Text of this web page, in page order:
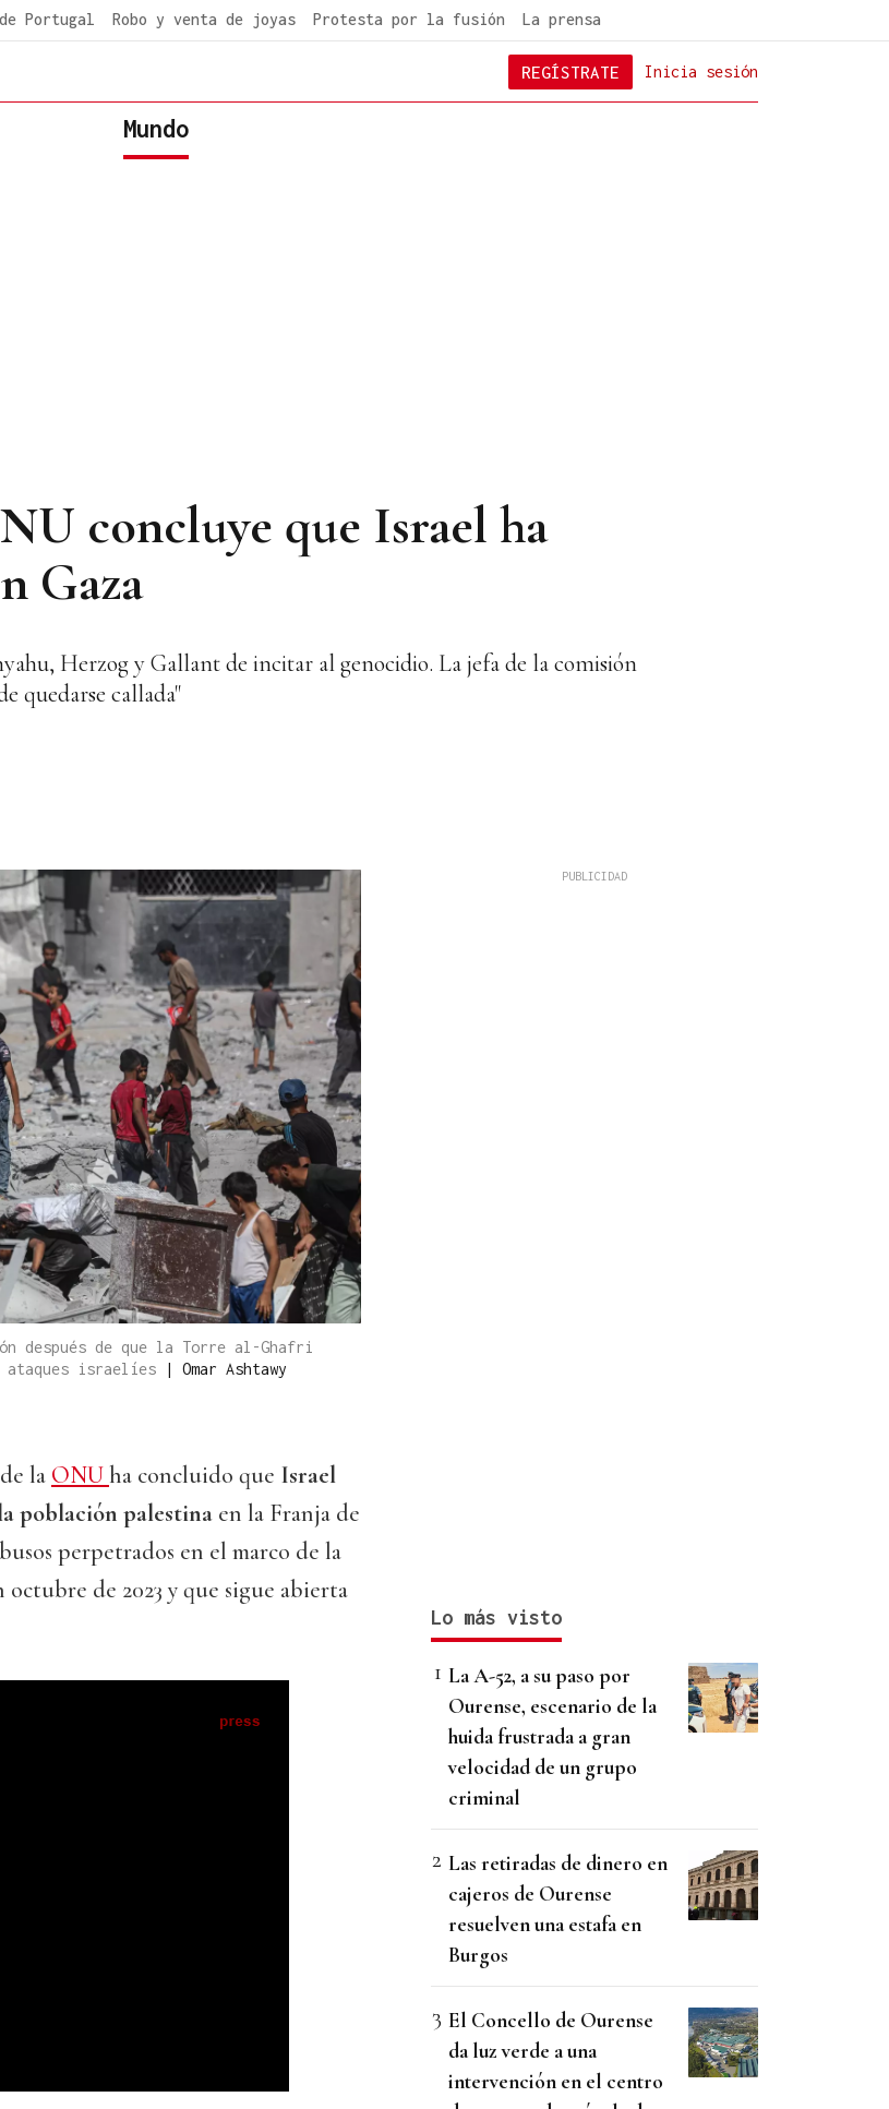
Portugal Robo y venta de joyas Protesta por la fusión La prensa
Inicia sesión
REGÍSTRATE
Mundo
concluye que Israel ha
Gaza
Herzog y Gallant de incitar al genocidio. La jefa de la comisión
quedarse callada"
después de que la Torre al-Ghafri
ataques israelíes
| Omar Ashtawy
de la ONUha concluido que Israel
población palestina en la Franja de
perpetrados en el marco de la
de 2023 y que sigue abierta
Lo más visto
La A-52, a su paso por
Ourense, escenario de la
huida frustrada a gran
velocidad de un grupo
criminal
Las retiradas de dinero en
cajeros de Ourense
resuelven una estafa en
Burgos
El Concello de Ourense
da luz verde a una
intervención en el centro